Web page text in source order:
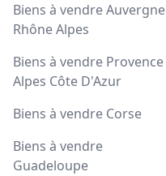
Biens à vendre Auvergne
Rhône Alpes
Biens à vendre Provence
Alpes Côte D'Azur
Biens à vendre Corse
Biens à vendre
Guadeloupe